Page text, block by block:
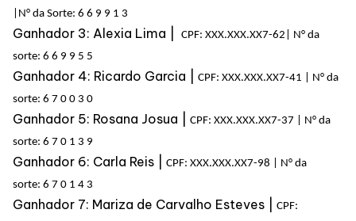
|N° da Sorte: 6 6 9 9 1 3
Ganhador 3: Alexia Lima |
CPF: XXX.XXX.XX7-62| N° da
sorte: 6 6 9 9 5 5
Ganhador 4: Ricardo Garcia | CPF: XXX.XXX.XX7-41 | N° da
sorte: 6 7 0 0 3 0
Ganhador 5: Rosana Josua | CPF: XXX.XXX.XX7-37 | N° da
sorte: 6 7 0 1 3 9
Ganhador 6: Carla Reis | CPF: XXX.XXX.XX7-98 | N° da
sorte: 6 7 0 1 4 3
Ganhador 7: Mariza de Carvalho Esteves |
CPF: